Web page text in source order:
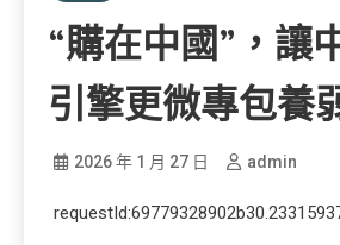
“購在中國”，讓
引擎更微專包養
2026 年 1 月 27 日 admin